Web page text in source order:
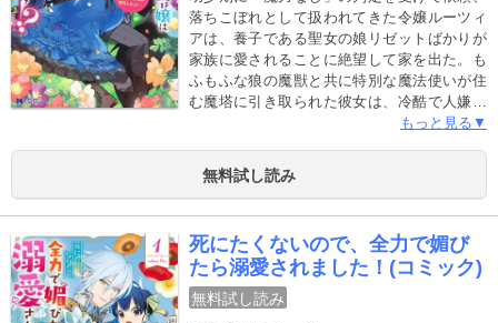
落ちこぼれとして扱われてきた令嬢ルーツィ
アは、養子である聖女の娘リゼットばかりが
家族に愛されることに絶望して家を出た。も
ふもふな狼の魔獣と共に特別な魔法使いが住
む魔塔に引き取られた彼女は、冷酷で人嫌い
なはずの天才魔法使いセルヒに溺愛され、隠
んでも口に出して思いを伝えて、絶対にすれ
違いを許さない溺愛ラブコメ、ここに開幕！
もっと見る▼
無料試し読み
死にたくないので、全力で媚び
たら溺愛されました！(コミック)
無料試し読み